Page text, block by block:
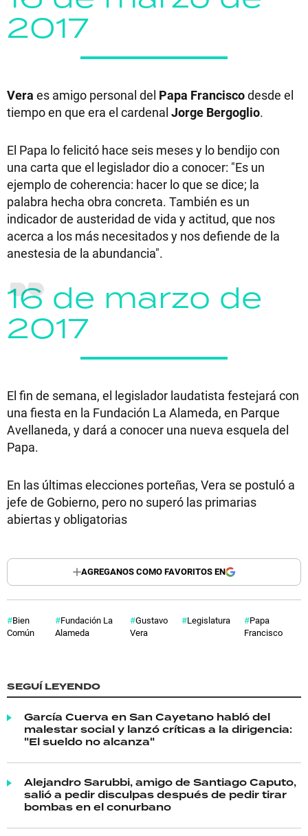
2017
Vera es amigo personal del Papa Franciscodesde el
tiempo en que era el cardenal Jorge Bergoglio.
El Papa lo felicitó hace seis meses y lo bendijo con
una carta que el legislador dio a conocer: "Es un
ejemplo de coherencia: hacer lo que se dice; la
palabra hecha obra concreta. También es un
indicador de austeridad de vida y actitud, que nos
acerca a los más necesitados y nos defiende de la
anestesia de la abundancia".
16 de marzo de
2017
El fin de semana, el legislador laudatista festejará con
una fiesta en la Fundación La Alameda, en Parque
Avellaneda, y dará a conocer una nueva esquela del
Papa.
En las últimas elecciones porteñas, Vera se postuló a
jefe de Gobierno, pero no superó las primarias
abiertas y obligatorias
AGREGANOS COMO FAVORITOS EN
Bien
Común
Fundación La
Alameda
Gustavo
Vera
Legislatura
Papa
Francisco
SEGUÍ LEYENDO
García Cuerva en San Cayetano habló del
malestar social y lanzó críticas a la dirigencia:
"El sueldo no alcanza"
Alejandro Sarubbi, amigo de Santiago Caputo,
salió a pedir disculpas después de pedir tirar
bombas en el conurbano